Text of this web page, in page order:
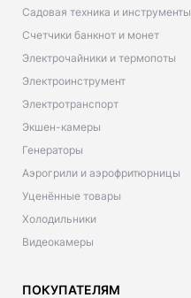
Садовая техника и инструменты
Счетчики банкнот и монет
Электрочайники и термопоты
Электроинструмент
Электротранспорт
Экшен-камеры
Генераторы
Аэрогрили и аэрофритюрницы
Уценённые товары
Холодильники
Видеокамеры
ПОКУПАТЕЛЯМ